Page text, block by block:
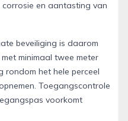
en aantasting van
beveiliging is daarom
minimaal twee meter
rondom het hele perceel
Toegangscontrole
voorkomt